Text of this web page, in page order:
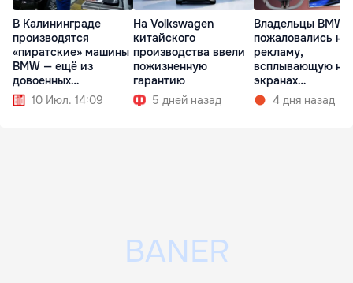
В Калининграде
производятся
«пиратские» машины
BMW — ещё из
довоенных
комплектующих
10 Июл. 14:09
На Volkswagen
китайского
производства ввели
пожизненную
гарантию
5 дней назад
Владельцы BMW
пожаловались на
рекламу,
всплывающую на
экранах
мультимедиа при
запуске
4 дня назад